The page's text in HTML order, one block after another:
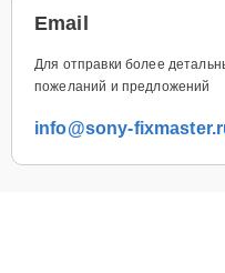
Email
Для отправки более
пожеланий и предложений
info@sony-